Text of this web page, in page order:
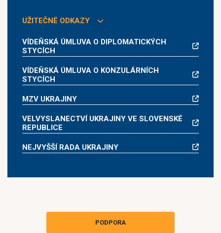
UŽITEČNÉ ODKAZY
VÍDEŇSKÁ ÚMLUVA O DIPLOMATICKÝCH
STYCÍCH
VÍDEŇSKÁ ÚMLUVA O KONZULÁRNÍCH
STYCÍCH
MZV UKRAJINY
VELVYSLANECTVÍ UKRAJINY VE SLOVENSKÉ
REPUBLICE
NEJVYŠŠÍ RADA UKRAJINY
PODPORA